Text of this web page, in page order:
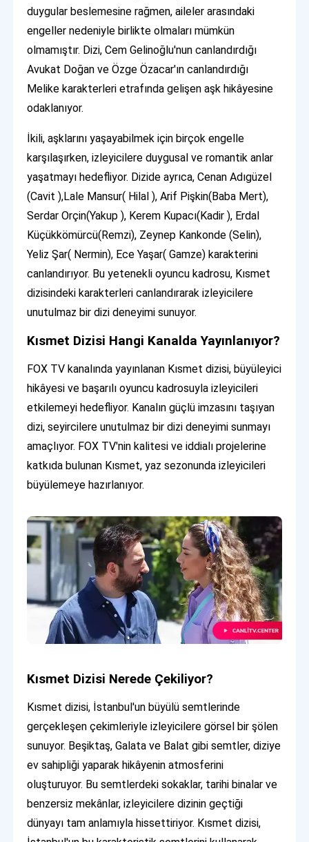
duygular beslemesine rağmen, aileler arasındaki
engeller nedeniyle birlikte olmaları mümkün
olmamıştır. Dizi, Cem Gelinoğlu'nun canlandırdığı
Avukat Doğan ve Özge Özacar'ın canlandırdığı
Melike karakterleri etrafında gelişen aşk hikâyesine
odaklanıyor.
İkili, aşklarını yaşayabilmek için birçok engelle
karşılaşırken, izleyicilere duygusal ve romantik anlar
yaşatmayı hedefliyor. Dizide ayrıca, Cenan Adıgüzel
(Cavit ),Lale Mansur( Hilal ), Arif Pişkin(Baba Mert),
Serdar Orçin(Yakup ), Kerem Kupacı(Kadir ), Erdal
Küçükkömürcü(Remzi), Zeynep Kankonde (Selin),
Yeliz Şar( Nermin), Ece Yaşar( Gamze) karakterini
canlandırıyor. Bu yetenekli oyuncu kadrosu, Kısmet
dizisindeki karakterleri canlandırarak izleyicilere
unutulmaz bir dizi deneyimi sunuyor.
Kısmet Dizisi Hangi Kanalda Yayınlanıyor?
FOX TV kanalında yayınlanan Kısmet dizisi, büyüleyici
hikâyesi ve başarılı oyuncu kadrosuyla izleyicileri
etkilemeyi hedefliyor. Kanalın güçlü imzasını taşıyan
dizi, seyircilere unutulmaz bir dizi deneyimi sunmayı
amaçlıyor. FOX TV'nin kalitesi ve iddialı projelerine
katkıda bulunan Kısmet, yaz sezonunda izleyicileri
büyülemeye hazırlanıyor.
Kısmet Dizisi Nerede Çekiliyor?
Kısmet dizisi, İstanbul'un büyülü semtlerinde
gerçekleşen çekimleriyle izleyicilere görsel bir şölen
sunuyor. Beşiktaş, Galata ve Balat gibi semtler, diziye
ev sahipliği yaparak hikâyenin atmosferini
oluşturuyor. Bu semtlerdeki sokaklar, tarihi binalar ve
benzersiz mekânlar, izleyicilere dizinin geçtiği
dünyayı tam anlamıyla hissettiriyor. Kısmet dizisi,